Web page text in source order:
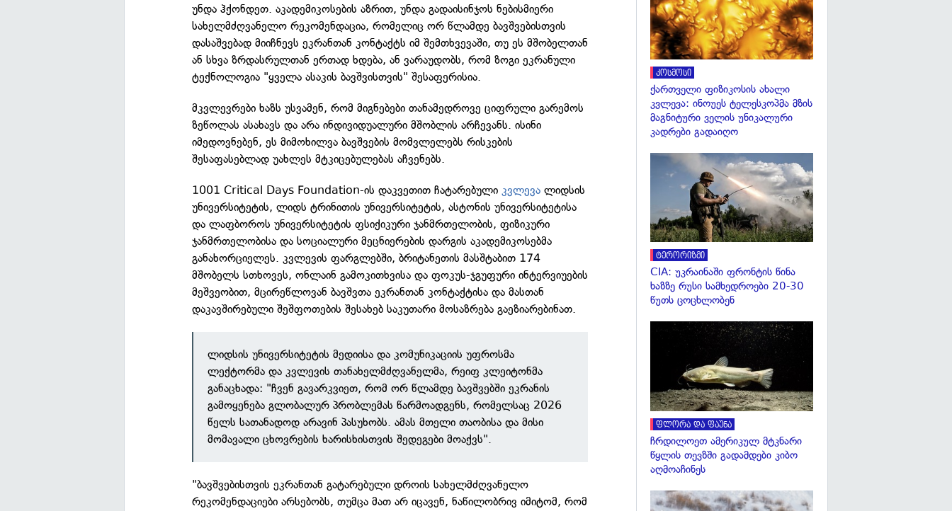
უნდა ჰქონდეთ. აკადემიკოსების აზრით, უნდა გადაისინჯოს ნებისმიერი
სახელმძღვანელო რეკომენდაცია, რომელიც ორ წლამდე ბავშვებისთვის
დასაშვებად მიიჩნევს ეკრანთან კონტაქტს იმ შემთხვევაში, თუ ეს მშობელთან
ან სხვა ზრდასრულთან ერთად ხდება, ან ვარაუდობს, რომ ზოგი ეკრანული
ტექნოლოგია "ყველა ასაკის ბავშვისთვის" შესაფერისია.
მკვლევრები ხაზს უსვამენ, რომ მიგნებები თანამედროვე ციფრული გარემოს
ზეწოლას ასახავს და არა ინდივიდუალური მშობლის არჩევანს. ისინი
იმედოვნებენ, ეს მიმოხილვა ბავშვების მომვლელებს რისკების
შესაფასებლად უახლეს მტკიცებულებას აჩვენებს.
1001 Critical Days Foundation-ის დაკვეთით ჩატარებულიკვლევა ლიდსის
უნივერსიტეტის, ლიდს ტრინითის უნივერსიტეტის, ასტონის უნივერსიტეტისა
და ლაფბოროს უნივერსიტეტის ფსიქიკური ჯანმრთელობის, ფიზიკური
ჯანმრთელობისა და სოციალური მეცნიერების დარგის აკადემიკოსებმა
განახორციელეს. კვლევის ფარგლებში, ბრიტანეთის მასშტაბით 174
მშობელს სთხოვეს, ონლაინ გამოკითხვისა და ფოკუს-ჯგუფური ინტერვიუების
მეშვეობით, მცირეწლოვან ბავშვთა ეკრანთან კონტაქტისა და მასთან
დაკავშირებული შეშფოთების შესახებ საკუთარი მოსაზრება გაეზიარებინათ.
ლიდსის უნივერსიტეტის მედიისა და კომუნიკაციის უფროსმა
ლექტორმა და კვლევის თანახელმძღვანელმა, რეიფ კლეიტონმა
განაცხადა: "ჩვენ გავარკვიეთ, რომ ორ წლამდე ბავშვებში ეკრანის
გამოყენება გლობალურ პრობლემას წარმოადგენს, რომელსაც 2026
წელს სათანადოდ არავინ პასუხობს. ამას მთელი თაობისა და მისი
მომავალი ცხოვრების ხარისხისთვის შედეგები მოაქვს".
"ბავშვებისთვის ეკრანთან გატარებული დროის სახელმძღვანელო
რეკომენდაციები არსებობს, თუმცა მათ არ იცავენ, ნაწილობრივ იმიტომ, რომ
კოსმოსი
ქართველი ფიზიკოსის ახალი
კვლევა: ინოუეს ტელესკოპმა მზის
მაგნიტური ველის უნიკალური
კადრები გადაიღო
ტერორიზმი
CIA: უკრაინაში ფრონტის წინა
ხაზზე რუსი სამხედროები 20-30
წუთს ცოცხლობენ
ფლორა და ფაუნა
ჩრდილოეთ ამერიკულ მტკნარი
წყლის თევზში გადამდები კიბო
აღმოაჩინეს